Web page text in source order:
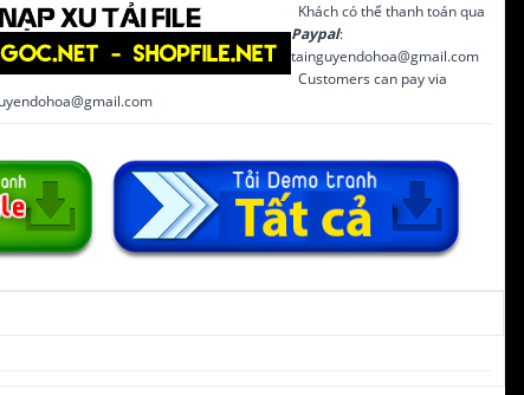
Khách có thể thanh toán qua
Paypal:
tainguyendohoa@gmail.com
Customers can pay via